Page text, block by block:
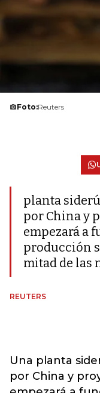
Foto:Reuters
planta
por China y
empezará a
producción
mitad de las
REUTERS
Una planta
por China y